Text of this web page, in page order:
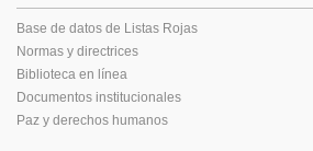
Base de datos de Listas Rojas
Normas y directrices
Biblioteca en línea
Documentos institucionales
Paz y derechos humanos